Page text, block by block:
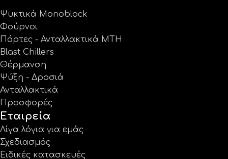
Ψυκτικά Monoblock
Φούρνοι
Πόρτες - Ανταλλακτικά MTH
Blast Chillers
Θέρμανση
Ψύξη - Δροσιά
Ανταλλακτικά
Προσφορές
Εταιρεία
Λίγα λόγια για εμάς
Σχεδιασμός
Ειδικές κατασκευές